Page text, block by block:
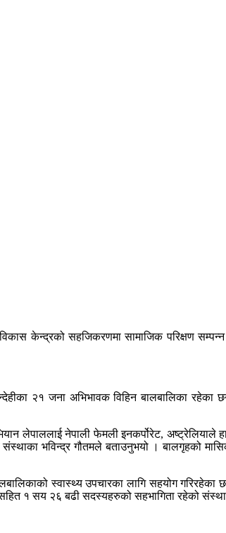
केन्द्रको सहजिकरणमा सामाजिक परिक्षण
२१ जना अभिभावक विहिन बालबालिका
लेपाललाई नेपाली फेमली इनकर्पोरेट,
भविन्द्र गौतमले बताउनुभयो । बालगृहको
स्वास्थ्य उपचारका लागि सहयोग
१ सय २६ बढी सदस्यहरुको सहभागिता रहेको